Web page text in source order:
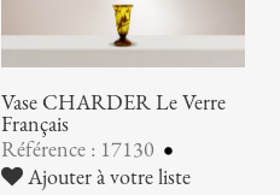
Vase CHARDER Le Verre
Français
Référence : 17130
Ajouter à votre liste